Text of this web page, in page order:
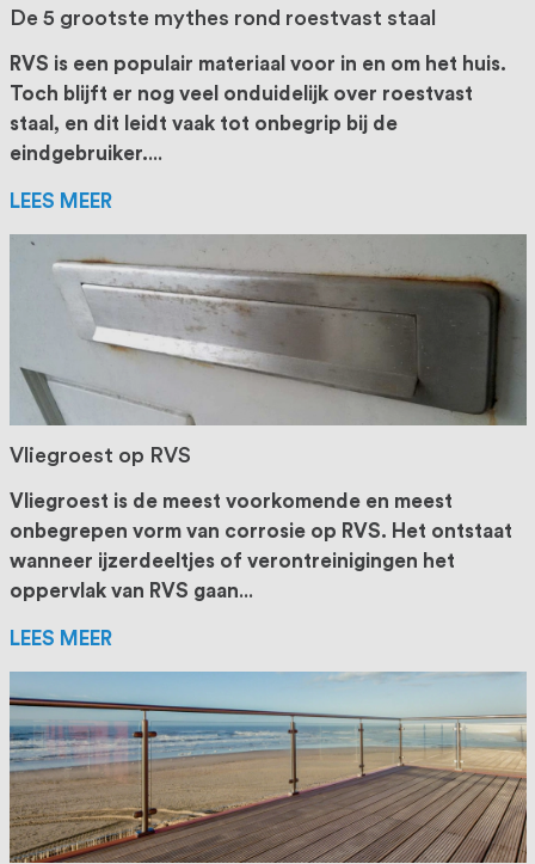
De 5 grootste mythes rond roestvast staal
RVS is een populair materiaal voor in en om het huis.
Toch blijft er nog veel onduidelijk over roestvast
staal, en dit leidt vaak tot onbegrip bij de
eindgebruiker....
LEES MEER
Vliegroest op RVS
Vliegroest is de meest voorkomende en meest
onbegrepen vorm van corrosie op RVS. Het ontstaat
wanneer ijzerdeeltjes of verontreinigingen het
oppervlak van RVS gaan...
LEES MEER